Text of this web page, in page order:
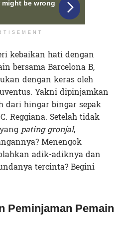
kebaikan hati dengan
bersama Barcelona B,
dengan keras oleh
Yakni dipinjamkan
dari hingar bingar sepak
Reggiana. Setelah tidak
pating gronjal,
Menengok
adik-adiknya dan
tercinta? Begini
Peminjaman Pemain